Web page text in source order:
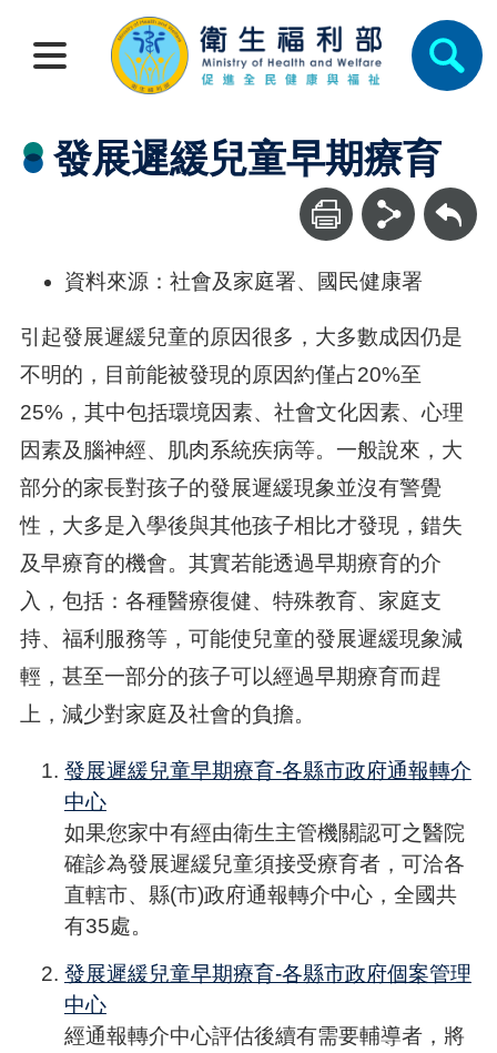
發展遲緩兒童早期療育
回上一頁
資料來源：社會及家庭署、國民健康署
引起發展遲緩兒童的原因很多，大多數成因仍是
不明的，目前能被發現的原因約僅占20%至
25%，其中包括環境因素、社會文化因素、心理
因素及腦神經、肌肉系統疾病等。一般說來，大
部分的家長對孩子的發展遲緩現象並沒有警覺
性，大多是入學後與其他孩子相比才發現，錯失
及早療育的機會。其實若能透過早期療育的介
入，包括：各種醫療復健、特殊教育、家庭支
持、福利服務等，可能使兒童的發展遲緩現象減
輕，甚至一部分的孩子可以經過早期療育而趕
上，減少對家庭及社會的負擔。
發展遲緩兒童早期療育-各縣市政府通報轉介
中心
如果您家中有經由衛生主管機關認可之醫院
確診為發展遲緩兒童須接受療育者，可洽各
直轄市、縣(市)政府通報轉介中心，全國共
有35處。
發展遲緩兒童早期療育-各縣市政府個案管理
中心
經通報轉介中心評估後續有需要輔導者，將